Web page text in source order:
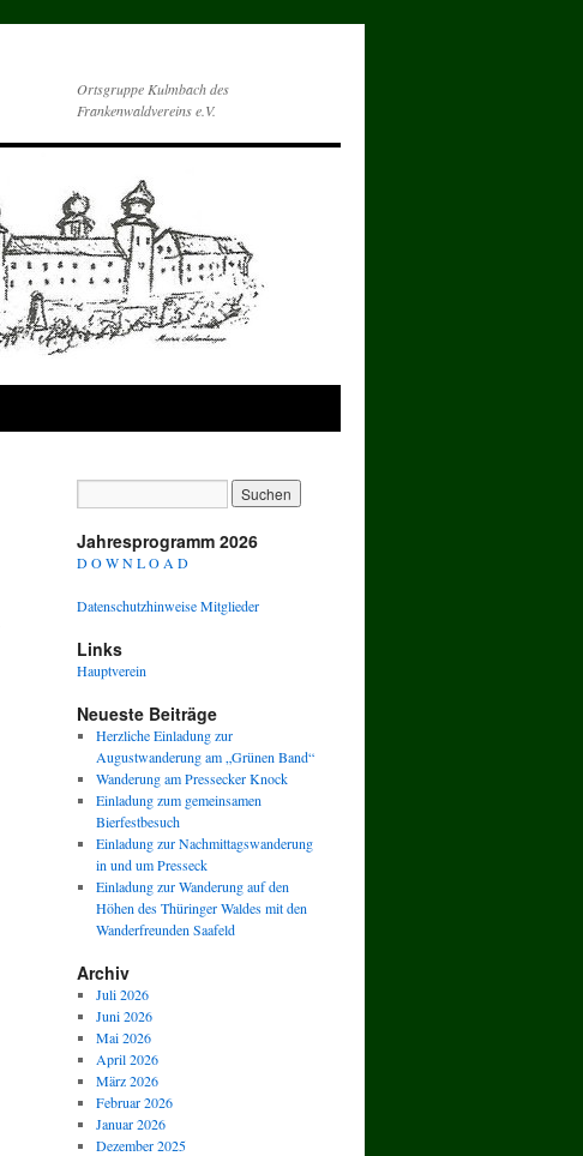
Ortsgruppe Kulmbach des
Frankenwaldvereins e.V.
Jahresprogramm 2026
D O W N L O A D
Datenschutzhinweise Mitglieder
Links
Hauptverein
Neueste Beiträge
Herzliche Einladung zur
Augustwanderung am „Grünen Band“
Wanderung am Pressecker Knock
Einladung zum gemeinsamen
Bierfestbesuch
Einladung zur Nachmittagswanderung
in und um Presseck
Einladung zur Wanderung auf den
Höhen des Thüringer Waldes mit den
Wanderfreunden Saafeld
Archiv
Juli 2026
Juni 2026
Mai 2026
April 2026
März 2026
Februar 2026
Januar 2026
Dezember 2025